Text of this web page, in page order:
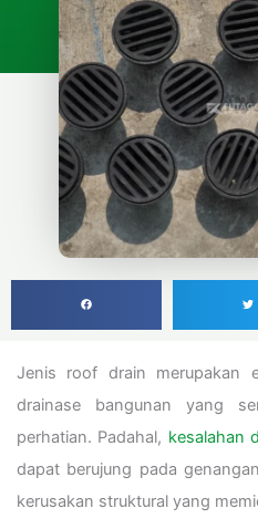
Jenis roof drain merupakan
drainase bangunan yang
perhatian. Padahal, kesalahan
dapat berujung pada
kerusakan struktural yang